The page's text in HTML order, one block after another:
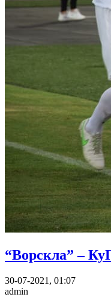
“Ворскла” –
30-07-2021, 01:07
admin